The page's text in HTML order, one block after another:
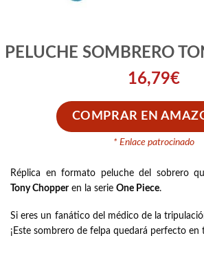
PELUCHE SOMBRERO
16,79€
COMPRAR EN
* Enlace patrocinado
Réplica en formato peluche del sobrero
Tony Chopperen la serie One Piece.
Si eres un fanático del médico de la
¡Este sombrero de felpa quedará perfecto en